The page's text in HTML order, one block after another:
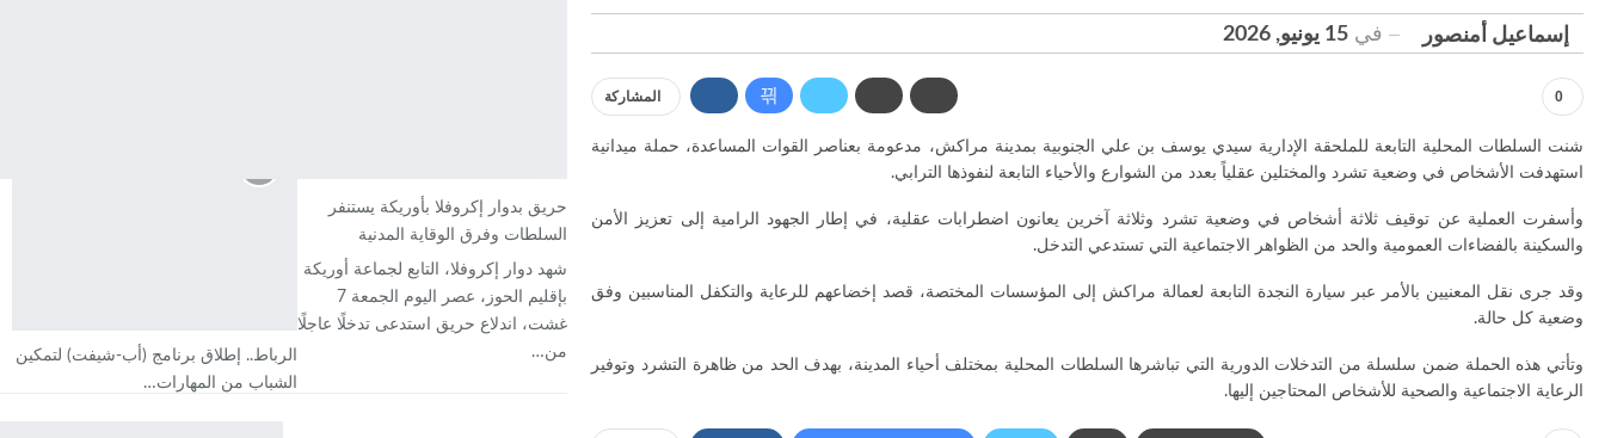
إسماعيل أمنصور في 15 يونيو, 2026
0 المشاركة
شنت السلطات المحلية التابعة للملحقة الإدارية سيدي يوسف بن علي الجنوبية بمدينة مراكش، مدعومة بعناصر القوات المساعدة، حملة ميدانية
استهدفت الأشخاص في وضعية تشرد والمختلين عقلياً بعدد من الشوارع والأحياء التابعة لنفوذها الترابي.
وأسفرت العملية عن توقيف ثلاثة أشخاص في وضعية تشرد وثلاثة آخرين يعانون اضطرابات عقلية، في إطار الجهود الرامية إلى تعزيز الأمن
والسكينة بالفضاءات العمومية والحد من الظواهر الاجتماعية التي تستدعي التدخل.
وقد جرى نقل المعنيين بالأمر عبر سيارة النجدة التابعة لعمالة مراكش إلى المؤسسات المختصة، قصد إخضاعهم للرعاية والتكفل المناسبين وفق
وضعية كل حالة.
وتأتي هذه الحملة ضمن سلسلة من التدخلات الدورية التي تباشرها السلطات المحلية بمختلف أحياء المدينة، بهدف الحد من ظاهرة التشرد وتوفير
الرعاية الاجتماعية والصحية للأشخاص المحتاجين إليها.
الرباط.. إطلاق برنامج (أب-شيفت) لتمكين
الشباب من المهارات…
حريق بدوار إكروفلا بأوريكة يستنفر
السلطات وفرق الوقاية المدنية
شهد دوار إكروفلا، التابع لجماعة أوريكة
بإقليم الحوز، عصر اليوم الجمعة 7
غشت، اندلاع حريق استدعى تدخلًا عاجلًا
من…